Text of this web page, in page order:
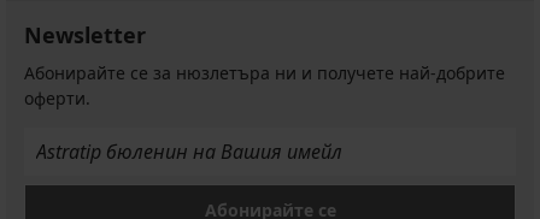
Newsletter
Абонирайте се за нюзлетъра ни и получете най-добрите
оферти.
Абонирайте се